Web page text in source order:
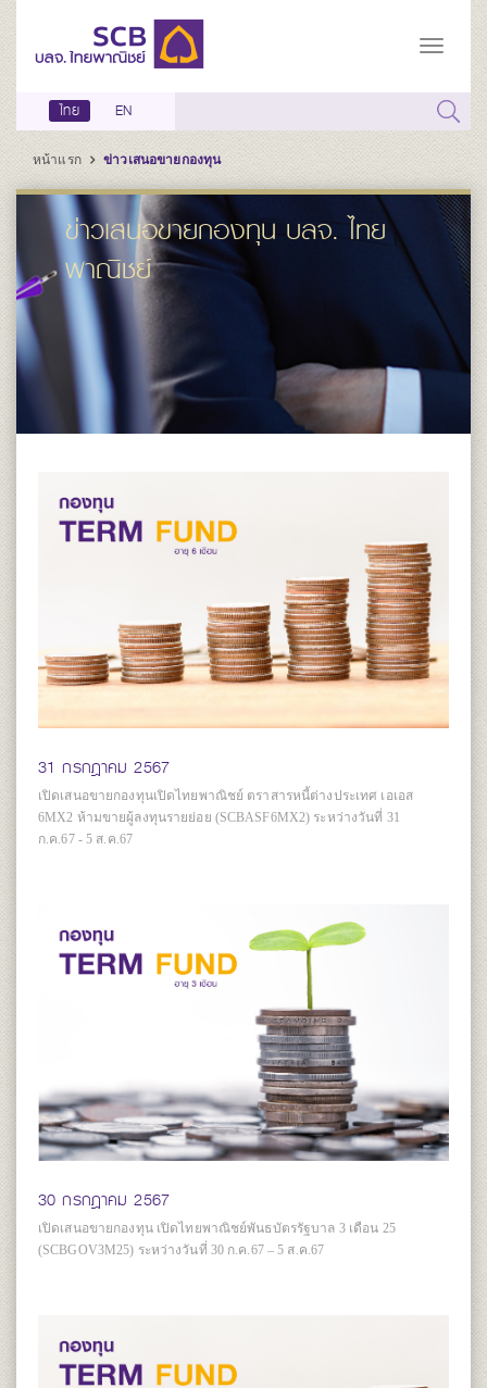
ไทย EN
หน้าแรก ข่าวเสนอขายกองทุน
ข่าวเสนอขายกองทุน บลจ. ไทย
พาณิชย์
31 กรกฎาคม 2567
เปิดเสนอขายกองทุนเปิดไทยพาณิชย์ ตราสารหนี้ต่างประเทศ เอเอส
6MX2 ห้ามขายผู้ลงทุนรายย่อย (SCBASF6MX2) ระหว่างวันที่ 31
ก.ค.67 - 5 ส.ค.67
30 กรกฎาคม 2567
เปิดเสนอขายกองทุน เปิดไทยพาณิชย์พันธบัตรรัฐบาล 3 เดือน 25
(SCBGOV3M25) ระหว่างวันที่ 30 ก.ค.67 – 5 ส.ค.67